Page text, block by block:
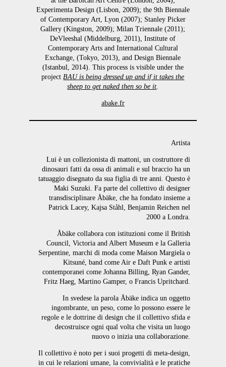
Experimenta Design (Lisbon, 2009); the 9th Biennale
of Contemporary Art, Lyon (2007); Stanley Picker
Gallery (Kingston, 2009); Milan Triennale (2011);
DeVleeshal (Middelburg, 2011), Institute of
Contemporary Arts and International Cultural
Exchange, (Tokyo, 2013), and Design Biennale
(Istanbul, 2014). This process is visible under the
project BAU is being dressed up and if it takes the
sheep to get naked then so be it
abake.fr
Artista
Lui è un collezionista di mattoni, un costruttore di
dinosauri fatti da ossa di animali e sul braccio ha un
tatuaggio disegnato da sua figlia di tre anni. Questo è
Maki Suzuki. Fa parte del collettivo di designer
transdisciplinare Åbäke, che ha fondato insieme a
Patrick Lacey, Kajsa Ståhl, Benjamin Reichen nel
2000 a Londra.
Åbäke collabora con istituzioni come il British
Council, Victoria and Albert Museum e la Galleria
Serpentine, marchi di moda come Maison Margiela o
Kitsuné, band come Air e Daft Punk e artisti
contemporanei come Johanna Billing, Ryan Gander,
Fritz Haeg, Martino Gamper, o Francis Upritchard.
In svedese la parola Åbäke indica un oggetto
ingombrante, un peso, come lo possono essere le
regole e le dottrine di design che il collettivo sfida e
decostruisce ogni qual volta che visita un luogo
nuovo o inizia una collaborazione.
Il collettivo è noto per i suoi progetti di meta-design,
in cui le relazioni umane, la convivialità e le pratiche